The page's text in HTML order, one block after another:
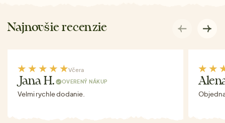
Najnovšie recenzie
Včera
Jana H. OVERENÝ NÁKUP
Velmi rychle dodanie.